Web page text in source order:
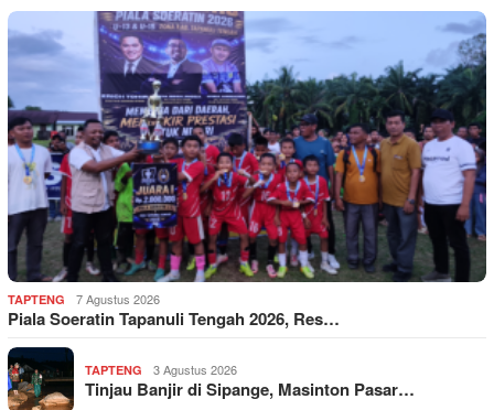
TAPTENG 7 Agustus 2026
Piala Soeratin Tapanuli Tengah 2026, Res…
TAPTENG 3 Agustus 2026
Tinjau Banjir di Sipange, Masinton Pasar…